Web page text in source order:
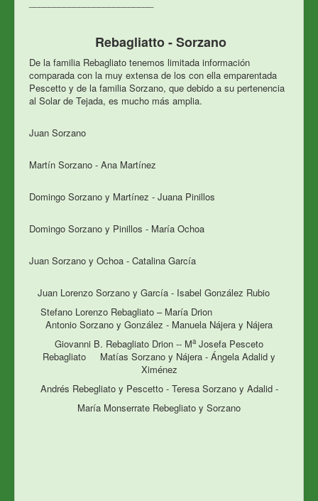
Rebagliatto - Sorzano
De la familia Rebagliato tenemos limitada información
comparada con la muy extensa de los con ella emparentada
Pescetto y de la familia Sorzano, que debido a su pertenencia
al Solar de Tejada, es mucho más amplia.
Juan Sorzano
Martín Sorzano - Ana Martínez
Domingo Sorzano y Martínez - Juana Pinillos
Domingo Sorzano y Pinillos - María Ochoa
Juan Sorzano y Ochoa - Catalina García
Juan Lorenzo Sorzano y García - Isabel González Rubio
Stefano Lorenzo Rebagliato – María Drion
Antonio Sorzano y González - Manuela Nájera y Nájera
Giovanni B. Rebagliato Drion -- MaJosefa Pesceto
Rebagliato Matías Sorzano y Nájera - Ángela Adalid y
Ximénez
Andrés Rebegliato y Pescetto - Teresa Sorzano y Adalid -
María Monserrate Rebegliato y Sorzano